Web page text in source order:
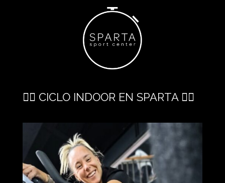
🚴‍♂️ CICLO INDOOR EN SPARTA 🚴‍♂️